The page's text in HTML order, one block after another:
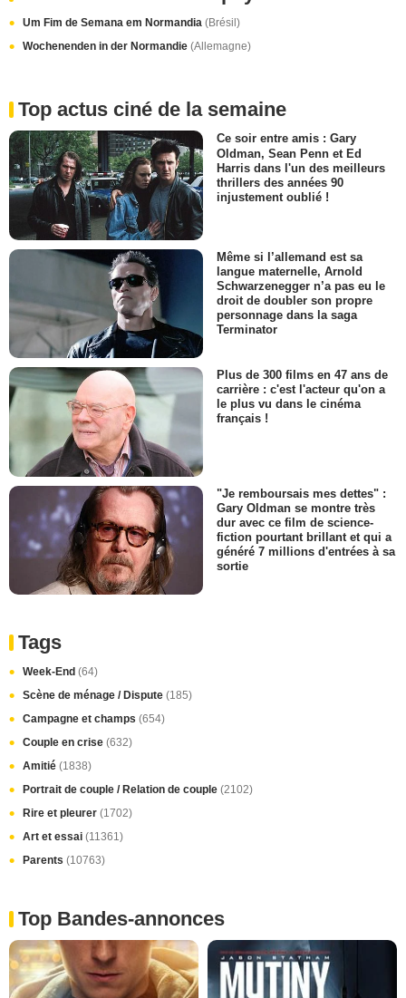
Um Fim de Semana em Normandia (Brésil)
Wochenenden in der Normandie (Allemagne)
Top actus ciné de la semaine
Ce soir entre amis : Gary
Oldman, Sean Penn et Ed
Harris dans l'un des meilleurs
thrillers des années 90
injustement oublié !
Même si l’allemand est sa
langue maternelle, Arnold
Schwarzenegger n’a pas eu le
droit de doubler son propre
personnage dans la saga
Terminator
Plus de 300 films en 47 ans de
carrière : c'est l'acteur qu'on a
le plus vu dans le cinéma
français !
"Je remboursais mes dettes" :
Gary Oldman se montre très
dur avec ce film de science-
fiction pourtant brillant et qui a
généré 7 millions d'entrées à sa
sortie
Tags
Week-End (64)
Scène de ménage / Dispute (185)
Campagne et champs (654)
Couple en crise (632)
Amitié (1838)
Portrait de couple / Relation de couple (2102)
Rire et pleurer (1702)
Art et essai (11361)
Parents (10763)
Top Bandes-annonces